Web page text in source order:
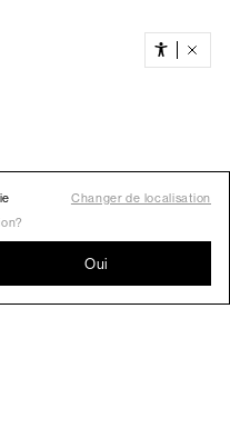
Changer de localisation
Oui